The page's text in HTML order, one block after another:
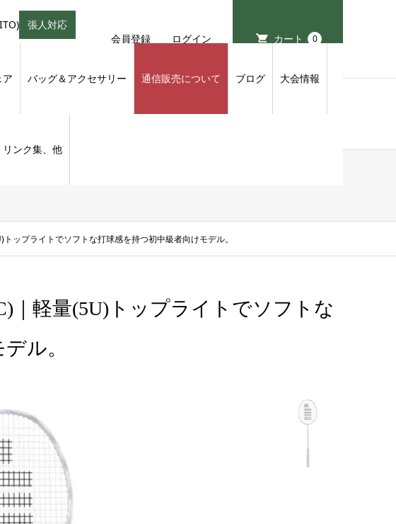
張人対応
会員登録 ログイン カート 0
ア バッグ＆アクセサリー 通信販売について ブログ 大会情報
リンク集、他
ップライトでソフトな打球感を持つ初中級者向けモデル。
｜軽量(5U)トップライトでソフトな
ル。